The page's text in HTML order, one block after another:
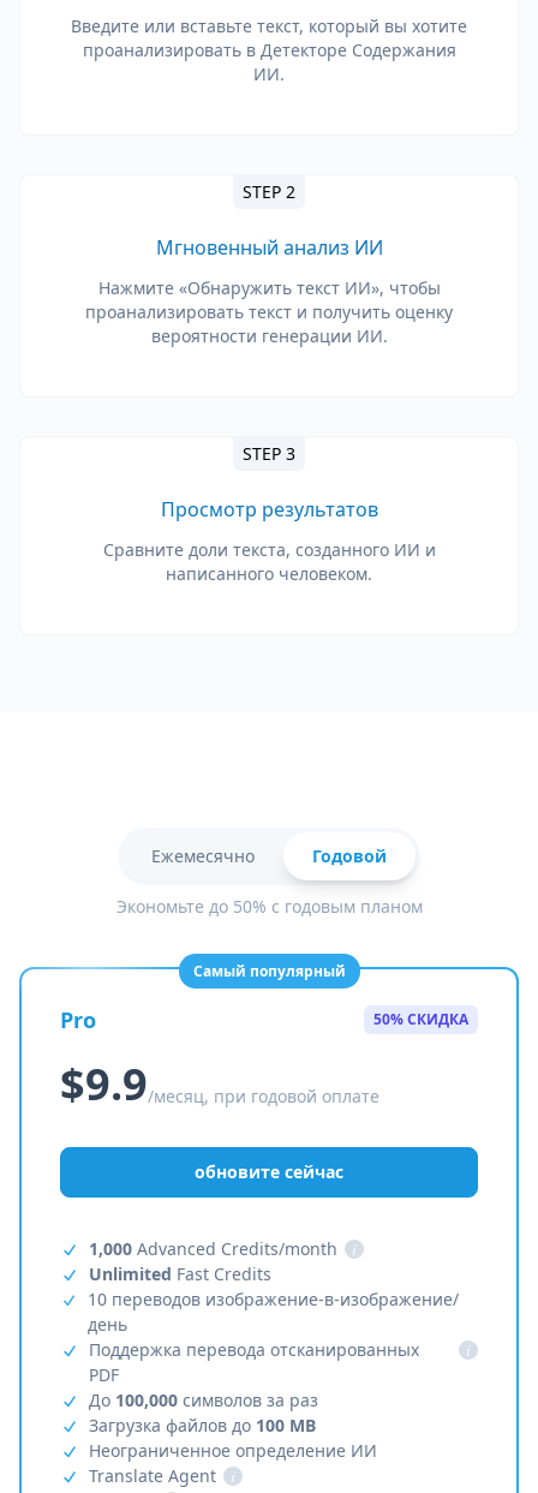
Введите или вставьте текст, который вы хотите
проанализировать в Детекторе Содержания
ИИ.
STEP 2
Мгновенный анализ ИИ
Нажмите «Обнаружить текст ИИ», чтобы
проанализировать текст и получить оценку
вероятности генерации ИИ.
STEP 3
Просмотр результатов
Сравните доли текста, созданного ИИ и
написанного человеком.
Ежемесячно Годовой
Экономьте до 50% с годовым планом
Самый популярный
Pro 50% СКИДКА
$9.9/месяц, при годовой оплате
обновите сейчас
1,000 Advanced Credits/month
i
Unlimited Fast Credits
10 переводов изображение-в-изображение/
день
Поддержка перевода отсканированных
PDF
i
До 100,000 символов за раз
Загрузка файлов до 100 MB
Неограниченное определение ИИ
Translate Agent
i